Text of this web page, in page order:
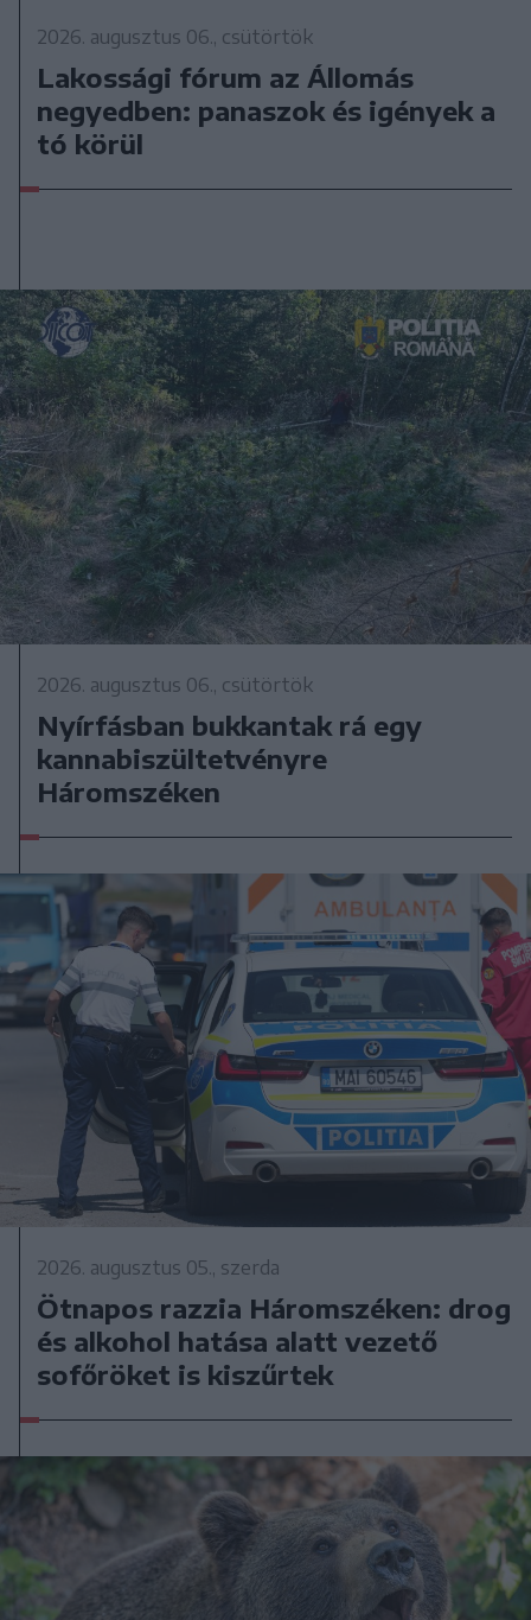
2026. augusztus 06., csütörtök
Lakossági fórum az Állomás
negyedben: panaszok és igények a
tó körül
2026. augusztus 06., csütörtök
Nyírfásban bukkantak rá egy
kannabiszültetvényre
Háromszéken
2026. augusztus 05., szerda
Ötnapos razzia Háromszéken: drog
és alkohol hatása alatt vezető
sofőröket is kiszűrtek